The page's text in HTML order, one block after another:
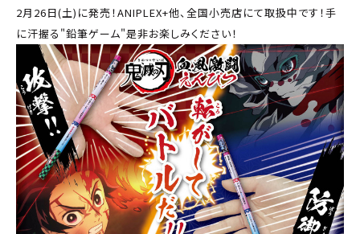
2月26日(土)に発売！ANIPLEX+他、全国小売店にて取扱中です！手
に汗握る"鉛筆ゲーム"是非お楽しみください！